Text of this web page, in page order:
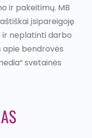
ir pakeitimų. MB
įsipareigoję
ir neplatinti darbo
apie bendrovės
svetainės